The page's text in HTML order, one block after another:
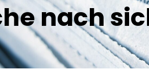
nach